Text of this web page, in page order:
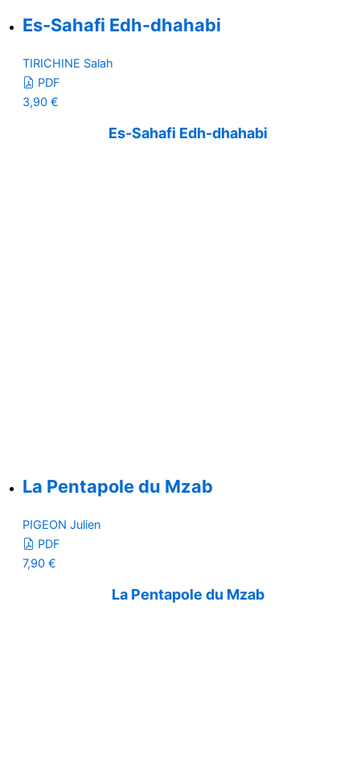
Es-Sahafi Edh-dhahabi
TIRICHINE Salah
PDF
3,90 €
Es-Sahafi Edh-dhahabi
La Pentapole du Mzab
PIGEON Julien
PDF
7,90 €
La Pentapole du Mzab